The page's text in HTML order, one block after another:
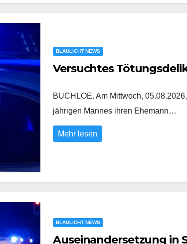
BLAULICHT NEWS
Versuchtes
BUCHLOE. Am Mittwoch,
jährigen Mannes ihren Ehemann…
Mehr lesen
BLAULICHT NEWS
Auseinandersetzung in